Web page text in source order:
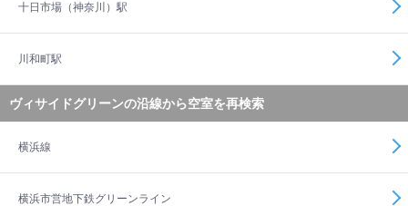
十日市場（神奈川）駅
川和町駅
ヴィサイドグリーンの沿線から空室を再検索
横浜線
横浜市営地下鉄グリーンライン